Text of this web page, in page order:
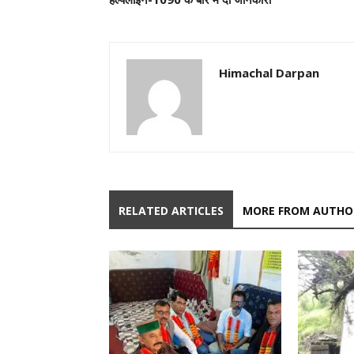
Himachal Darpan
RELATED ARTICLES MORE FROM